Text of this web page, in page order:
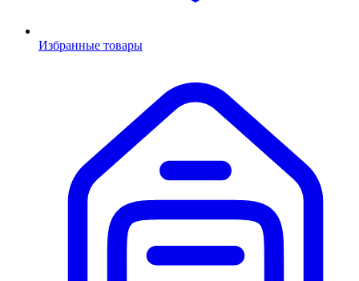
Избранные товары